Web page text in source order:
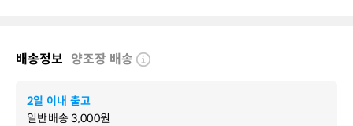
배송정보 양조장 배송
2일 이내 출고
일반배송3,000원